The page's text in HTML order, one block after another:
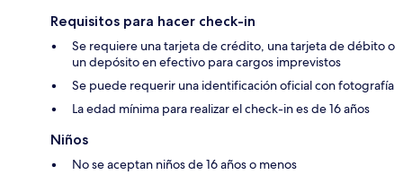
Requisitos para hacer check-in
Se requiere una tarjeta de crédito, una tarjeta de débito o
un depósito en efectivo para cargos imprevistos
Se puede requerir una identificación oficial con fotografía
La edad mínima para realizar el check-in es de 16 años
Niños
No se aceptan niños de 16 años o menos